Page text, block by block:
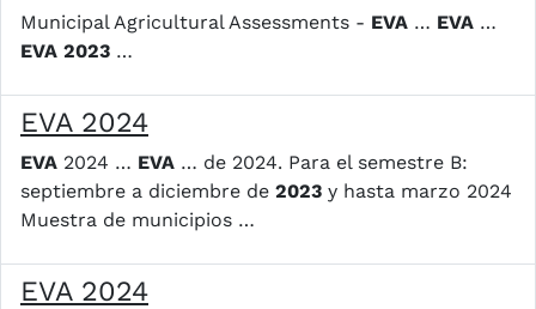
Municipal Agricultural Assessments - EVA … EVA …
EVA 2023 …
EVA 2024
EVA 2024 … EVA … de 2024. Para el semestre B:
septiembre a diciembre de 2023 y hasta marzo 2024
Muestra de municipios …
EVA 2024